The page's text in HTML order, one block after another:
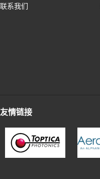
联系我们
友情链接